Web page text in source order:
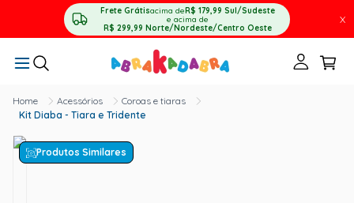
Frete Grátisacima deR$ 179,99 Sul/Sudeste
e acima de
R$ 299,99 Norte/Nordeste/Centro Oeste
X
Acessórios
Coroas e tiaras
Kit Diaba - Tiara e Tridente
Produtos Similares